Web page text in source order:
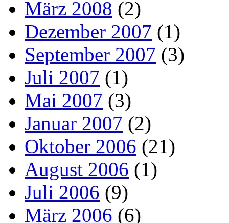
März 2008 (2)
Dezember 2007 (1)
September 2007 (3)
Juli 2007 (1)
Mai 2007 (3)
Januar 2007 (2)
Oktober 2006 (21)
August 2006 (1)
Juli 2006 (9)
März 2006 (6)